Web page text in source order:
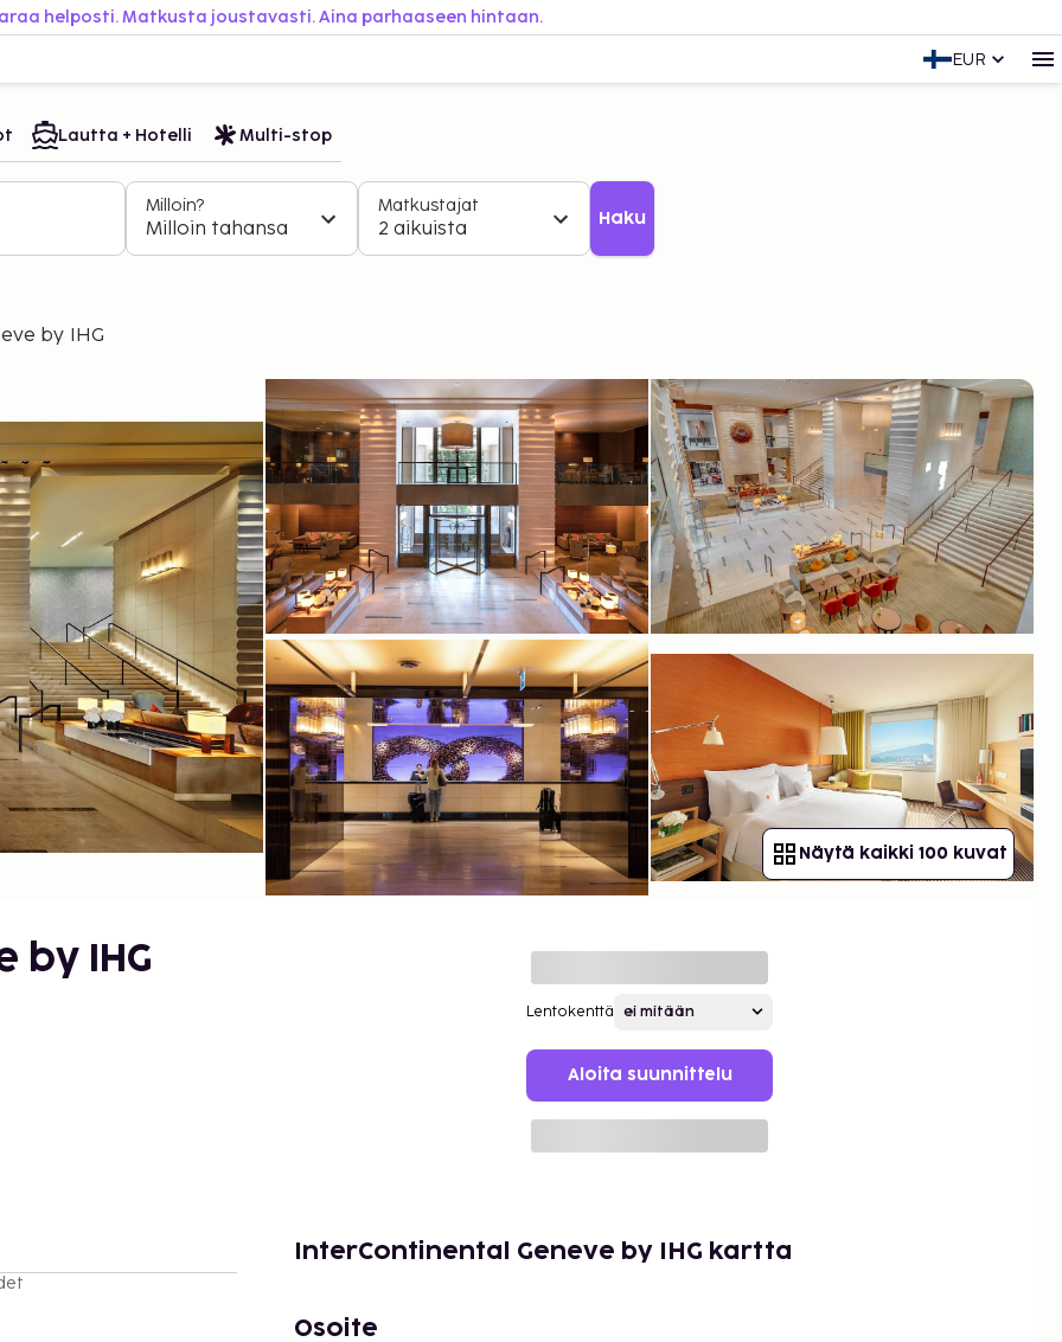
helposti. Matkusta joustavasti. Aina parhaaseen hintaan.
EUR
Lautta + Hotelli Multi-stop
Milloin?
Milloin tahansa
Matkustajat
2 aikuista Haku
by IHG
Näytä kaikki 100 kuvat
by IHG
Lentokenttä
Aloita suunnittelu
InterContinental Geneve by IHG kartta
Osoite